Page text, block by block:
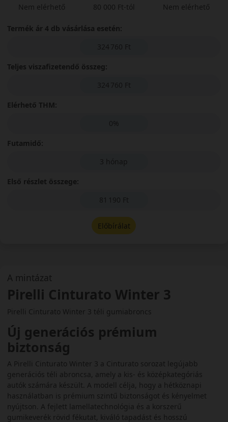
A mintázat
Pirelli Cinturato Winter 3
Pirelli Cinturato Winter 3 téli gumiabroncs
Új generációs prémium
biztonság
A Pirelli Cinturato Winter 3 a Cinturato sorozat legújabb
generációs téli abroncsa, amely a kis- és középkategóriás
autók számára készült. A modell célja, hogy a hétköznapi
használatban is prémium szintű biztonságot és kényelmet
nyújtson. A fejlett lamellatechnológia és a korszerű
gumikeverék rövid fékutat, kiváló tapadást és hosszú
Nem elérhető
80 000 Ft-tól
Nem elérhető
Termék ár 4 db vásárlása esetén:
324 760 Ft
Teljes viszafizetendő összeg:
324 760 Ft
Elérhető THM:
0%
Futamidő:
3 hónap
Első részlet összege:
81 190 Ft
Előbírálat